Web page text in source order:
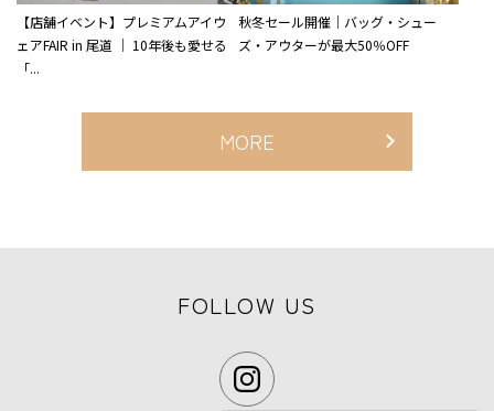
【店舗イベント】プレミアムアイウ
ェアFAIR in 尾道 ｜ 10年後も愛せる
「...
秋冬セール開催｜バッグ・シュー
ズ・アウターが最大50％OFF
MORE
FOLLOW US